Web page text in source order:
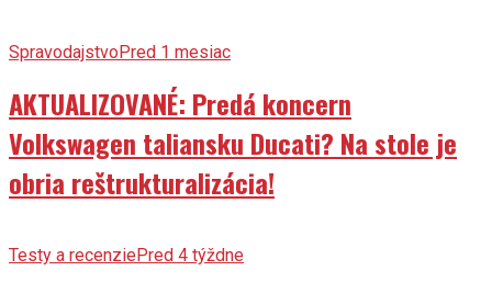
SpravodajstvoPred 1 mesiac
AKTUALIZOVANÉ: Predá koncern
Volkswagen taliansku Ducati? Na stole je
obria reštrukturalizácia!
Testy a recenziePred 4 týždne